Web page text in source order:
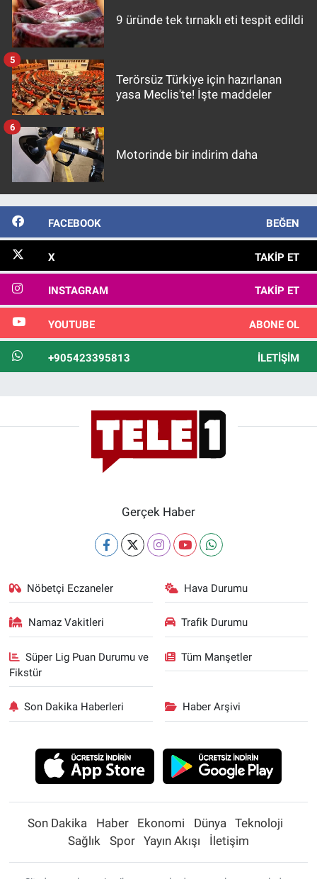
9 üründe tek tırnaklı eti tespit edildi
Terörsüz Türkiye için hazırlanan
yasa Meclis'te! İşte maddeler
5
Motorinde bir indirim daha
6
FACEBOOK BEĞEN
X TAKIP ET
INSTAGRAM TAKIP ET
YOUTUBE ABONE OL
+905423395813 İLETIŞIM
Gerçek Haber
Nöbetçi Eczaneler Hava Durumu
Namaz Vakitleri Trafik Durumu
Süper Lig Puan Durumu ve
Fikstür
Tüm Manşetler
Son Dakika Haberleri Haber Arşivi
Son Dakika Haber Ekonomi Dünya
Teknoloji
Sağlık
Spor Yayın Akışı İletişim